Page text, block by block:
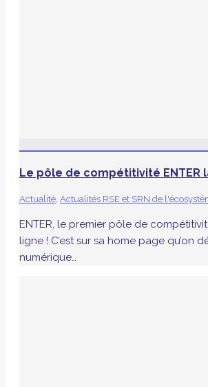
Le pôle de compétitivité ENTER
Actualité Actualités RSE et SRN de
ENTER, le premier pôle de
ligne ! C’est sur sa home page
numérique…